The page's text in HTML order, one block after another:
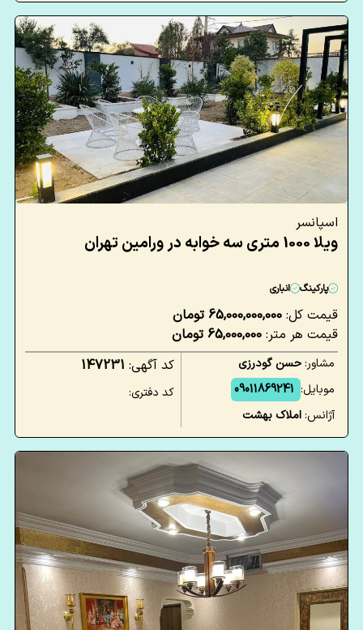
اسپانسر
ویلا 1000 متری سه خوابه در ورامین تهران
پارکینگ انباری
قیمت کل: 65,000,000,000 تومان
قیمت هر متر: 65,000,000 تومان
مشاور:حسن گودرزی
موبایل: 09011869241
آژانس:املاک بهشت
کد آگهی: 147231
کد دفتری: